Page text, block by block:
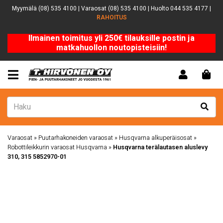
Myymälä (08) 535 4100 | Varaosat (08) 535 4100 | Huolto 044 535 4177 |
RAHOITUS
Ilmainen toimitus yli 250€ tilauksille postin ja
matkahuollon noutopisteisiin!
Varaosat » Puutarhakoneiden varaosat » Husqvarna alkuperäisosat »
Robottileikkurin varaosat Husqvarna » Husqvarna terälautasen aluslevy
310, 315 5852970-01